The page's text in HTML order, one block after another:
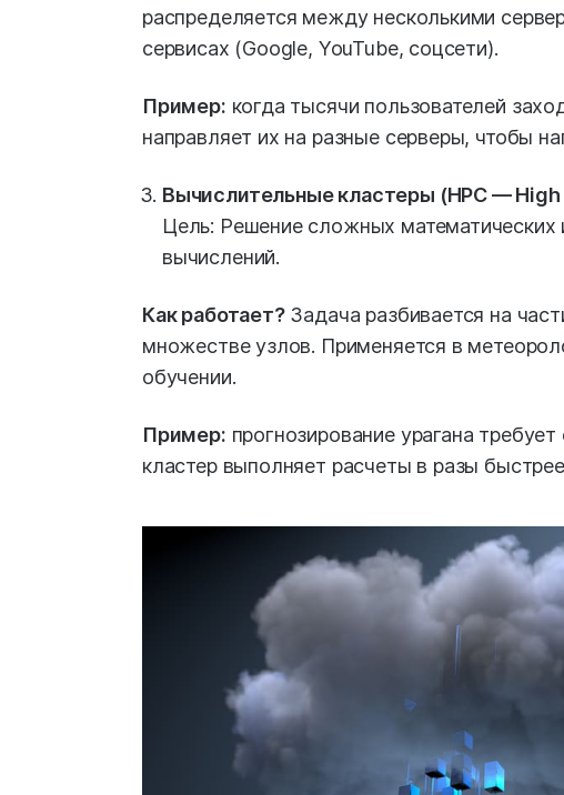
распределяется между несколькими
сервисах (Google, YouTube, соцсети).
Пример: когда тысячи пользователей
направляет их на разные серверы, чтобы
Вычислительные кластеры (HPC —
Цель: Решение сложных математических
вычислений.
Как работает?Задача разбивается на
множестве узлов. Применяется в
обучении.
Пример: прогнозирование урагана
кластер выполняет расчеты в разы